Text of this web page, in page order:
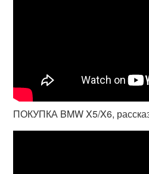
ПОКУПКА BMW X5/X6,